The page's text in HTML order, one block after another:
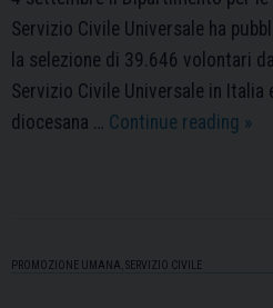
Servizio Civile Universale ha
la selezione di 39.646 volontari
Servizio Civile Universale in Italia
diocesana … Continue reading »
PROMOZIONE UMANA SERVIZIO CIVILE